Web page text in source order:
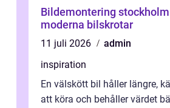
Bildemontering stockholm så fungerar
moderna bilskrotar
11 juli 2026
admin
inspiration
En välskött bil håller längre,
att köra och behåller värdet